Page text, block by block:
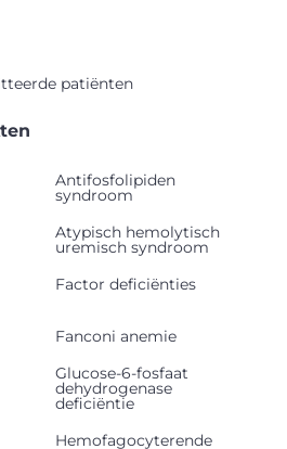
patiënten
Antifosfolipiden
syndroom
Atypisch hemolytisch
uremisch syndroom
Factor deficiënties
Fanconi anemie
Glucose-6-fosfaat
dehydrogenase
deficiëntie
Hemofagocyterende